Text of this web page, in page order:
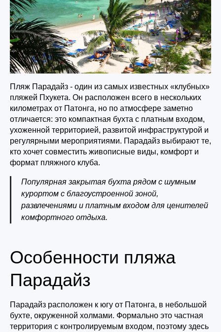
Пляж Парадайз - один из самых известных «клубных»
пляжей Пхукета. Он расположен всего в нескольких
километрах от Патонга, но по атмосфере заметно
отличается: это компактная бухта с платным входом,
ухоженной территорией, развитой инфраструктурой и
регулярными мероприятиями. Парадайз выбирают те,
кто хочет совместить живописные виды, комфорт и
формат пляжного клуба.
Популярная закрытая бухта рядом с шумным
курортом с благоустроенной зоной,
развлечениями и платным входом для ценителей
комфортного отдыха.
Особенности пляжа
Парадайз
Парадайз расположен к югу от Патонга, в небольшой
бухте, окруженной холмами. Формально это частная
территория с контролируемым входом, поэтому здесь